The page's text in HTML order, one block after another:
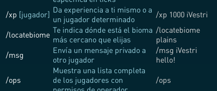
/xp [jugador] Da experiencia a ti mismo o a
un jugador determinado
/xp 1000 iVestri
/locatebiome Te indica dónde está el bioma
más cercano que elijas
/locatebiome
plains
/msg
Envía un mensaje privado a
otro jugador
/msg iVestri
hello!
/ops
Muestra una lista completa
de los jugadores con
/ops